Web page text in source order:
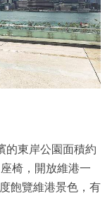
的東岸公園面積約
椅，開放維港一
飽覽維港景色，有